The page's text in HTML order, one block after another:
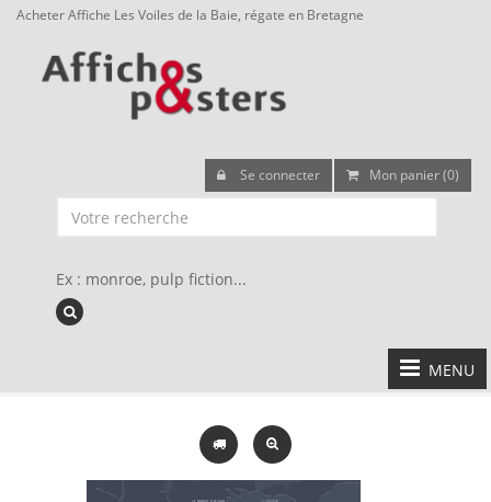
Acheter Affiche Les Voiles de la Baie, régate en Bretagne
Se connecter Mon panier (0)
Ex : monroe, pulp fiction...
MENU